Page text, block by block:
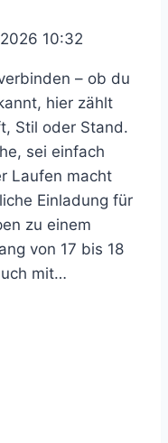
10:32
– ob du
hier zählt
Stil oder Stand.
sei einfach
Laufen macht
Einladung für
zu einem
von 17 bis 18
mit…